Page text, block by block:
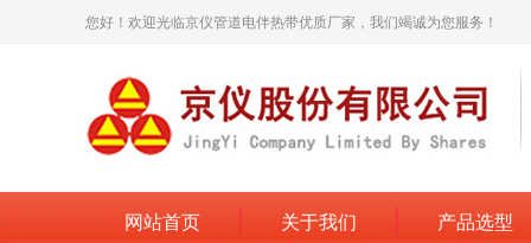
您好！欢迎光临京仪管道电伴热带优质厂家，我们竭诚为您服务！
网站首页 关于我们 产品选型